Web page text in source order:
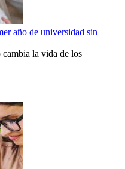
año de universidad sin
la vida de los